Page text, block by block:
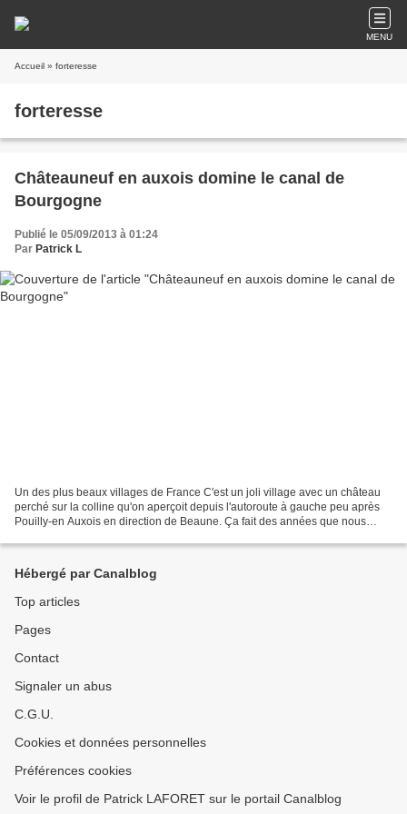
MENU
Accueil » forteresse
forteresse
Châteauneuf en auxois domine le canal de
Bourgogne
Publié le 05/09/2013 à 01:24
Par Patrick L
Un des plus beaux villages de France C'est un joli village avec un château
perché sur la colline qu'on aperçoit depuis l'autoroute à gauche peu après
Pouilly-en Auxois en direction de Beaune. Ça fait des années que nous
Hébergé par Canalblog
Top articles
Pages
Contact
Signaler un abus
C.G.U.
Cookies et données personnelles
Préférences cookies
Voir le profil de Patrick LAFORET sur le portail Canalblog